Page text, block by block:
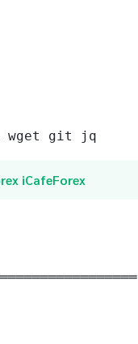
wget git jq
iCafeForex